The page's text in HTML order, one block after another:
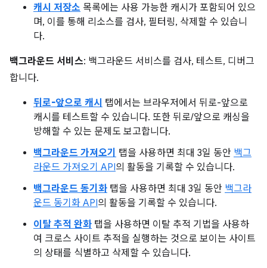
캐시 저장소 목록에는 사용 가능한 캐시가 포함되어 있으
며, 이를 통해 리소스를 검사, 필터링, 삭제할 수 있습니
다.
백그라운드 서비스: 백그라운드 서비스를 검사, 테스트, 디버그
합니다.
뒤로-앞으로 캐시 탭에서는 브라우저에서 뒤로-앞으로
캐시를 테스트할 수 있습니다. 또한 뒤로/앞으로 캐싱을
방해할 수 있는 문제도 보고합니다.
백그라운드 가져오기 탭을 사용하면 최대 3일 동안 백그
라운드 가져오기 API의 활동을 기록할 수 있습니다.
백그라운드 동기화 탭을 사용하면 최대 3일 동안 백그라
운드 동기화 API의 활동을 기록할 수 있습니다.
이탈 추적 완화 탭을 사용하면 이탈 추적 기법을 사용하
여 크로스 사이트 추적을 실행하는 것으로 보이는 사이트
의 상태를 식별하고 삭제할 수 있습니다.